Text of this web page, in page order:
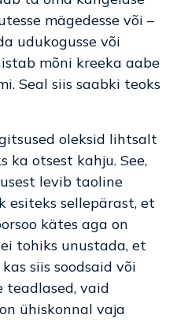
mägedesse või –
udukogusse või
mõni kreeka aabe
Seal siis saabki teoks
oleksid lihtsalt
ka otsest kahju. See,
levib taoline
esiteks sellepärast, et
kätes aga on
tohiks unustada, et
siis soodsaid või
teadlased, vaid
ühiskonnal vaja